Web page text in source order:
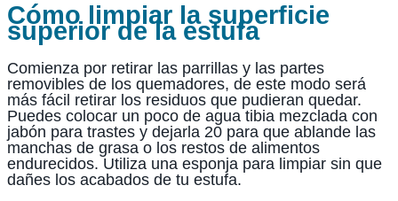
Cómo limpiar la superficie
superior de la estufa
Comienza por retirar las parrillas y las partes
removibles de los quemadores, de este modo será
más fácil retirar los residuos que pudieran quedar.
Puedes colocar un poco de agua tibia mezclada con
jabón para trastes y dejarla 20 para que ablande las
manchas de grasa o los restos de alimentos
endurecidos. Utiliza una esponja para limpiar sin que
dañes los acabados de tu estufa.